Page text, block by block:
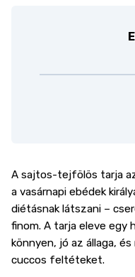
A sajtos-tejfölös tarja
a vasárnapi ebédek
diétásnak látszani –
finom. A tarja eleve egy
könnyen, jó az állaga,
cuccos feltéteket.